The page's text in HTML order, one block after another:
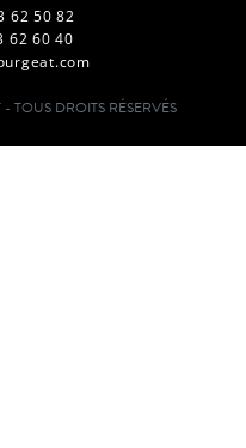
62 50 82
62 60 40
DROITS RÉSERVÉS